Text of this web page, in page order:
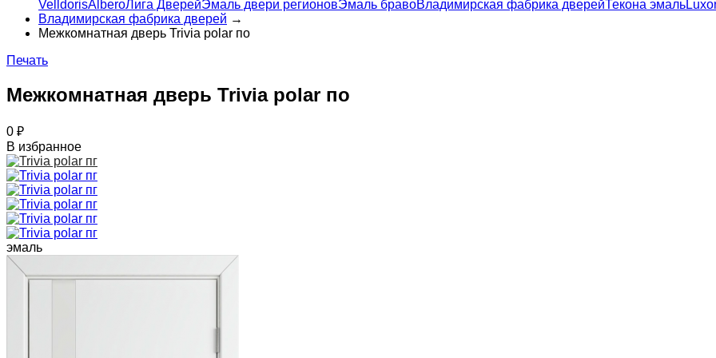
VelldorisAlberoЛига ДверейЭмаль двери регионовЭмаль бравоВладимирская фабрика дверейТекона эмаль
Владимирская фабрика дверей →
Межкомнатная дверь Trivia polar по
Печать
Межкомнатная дверь Trivia polar по
0 ₽
В избранное
эмаль